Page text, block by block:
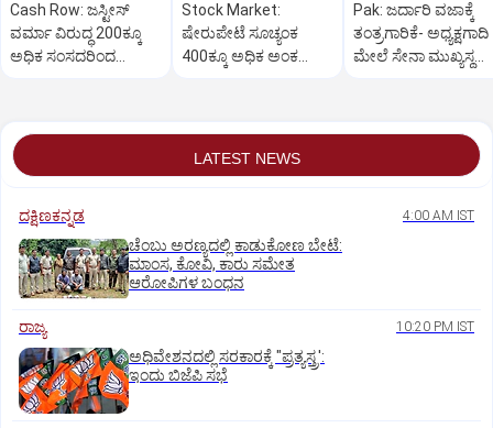
Cash Row: ಜಸ್ಟೀಸ್‌
ವರ್ಮಾ ವಿರುದ್ಧ 200ಕ್ಕೂ
ಅಧಿಕ ಸಂಸದರಿಂದ
Stock Market:
ಷೇರುಪೇಟೆ ಸೂಚ್ಯಂಕ
400ಕ್ಕೂ ಅಧಿಕ ಅಂಕ
Pak: ಜರ್ದಾರಿ ವಜಾಕ್ಕೆ
ತಂತ್ರಗಾರಿಕೆ- ಅಧ್ಯಕ್ಷಗಾದಿ
ಮೇಲೆ ಸೇನಾ ಮುಖ್ಯಸ್ಥ
LATEST NEWS
ದಕ್ಷಿಣಕನ್ನಡ 4:00 AM IST
ಚೆಂಬು ಅರಣ್ಯದಲ್ಲಿ ಕಾಡುಕೋಣ ಬೇಟೆ:
ಮಾಂಸ, ಕೋವಿ, ಕಾರು ಸಮೇತ
ಆರೋಪಿಗಳ ಬಂಧನ
ರಾಜ್ಯ 10:20 PM IST
ಅಧಿವೇಶನದಲ್ಲಿ ಸರಕಾರಕ್ಕೆ "ಪ್ರತ್ಯಸ್ತ್ರ':
ಇಂದು ಬಿಜೆಪಿ ಸಭೆ